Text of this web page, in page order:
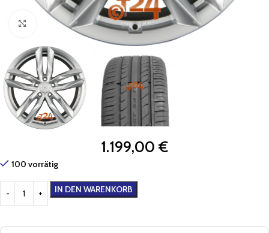
Zum Vergrößern klicken
1.199,00 €
100 vorrätig
IN DEN WARENKORB